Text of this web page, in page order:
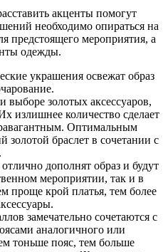
акценты помогут
необходимо опираться на
предстоящего мероприятия, а
одежды.
украшения освежат образ
золотых аксессуаров,
излишнее количество сделает
Оптимальным
золотой браслет в сочетании с
дополнят образ и будут
мероприятии, так и в
проще крой платья, тем более
замечательно сочетаются с
аналогичного или
тоньше пояс, тем больше